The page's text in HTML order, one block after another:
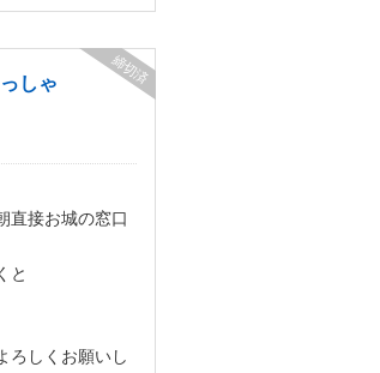
しゃ
締切済
直接お城の窓口
と
ろしくお願いし